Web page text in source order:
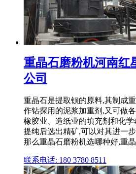
重晶石磨粉机河南红
公司
重晶石是提取钡的原料,其制成
作钻探用的泥浆加重剂,又可做
橡胶业、造纸业的填充剂和化
提纯后选出精矿,可以对其进一
那么重晶石磨粉机选哪种好,重
联系电话: 180 3780 8511